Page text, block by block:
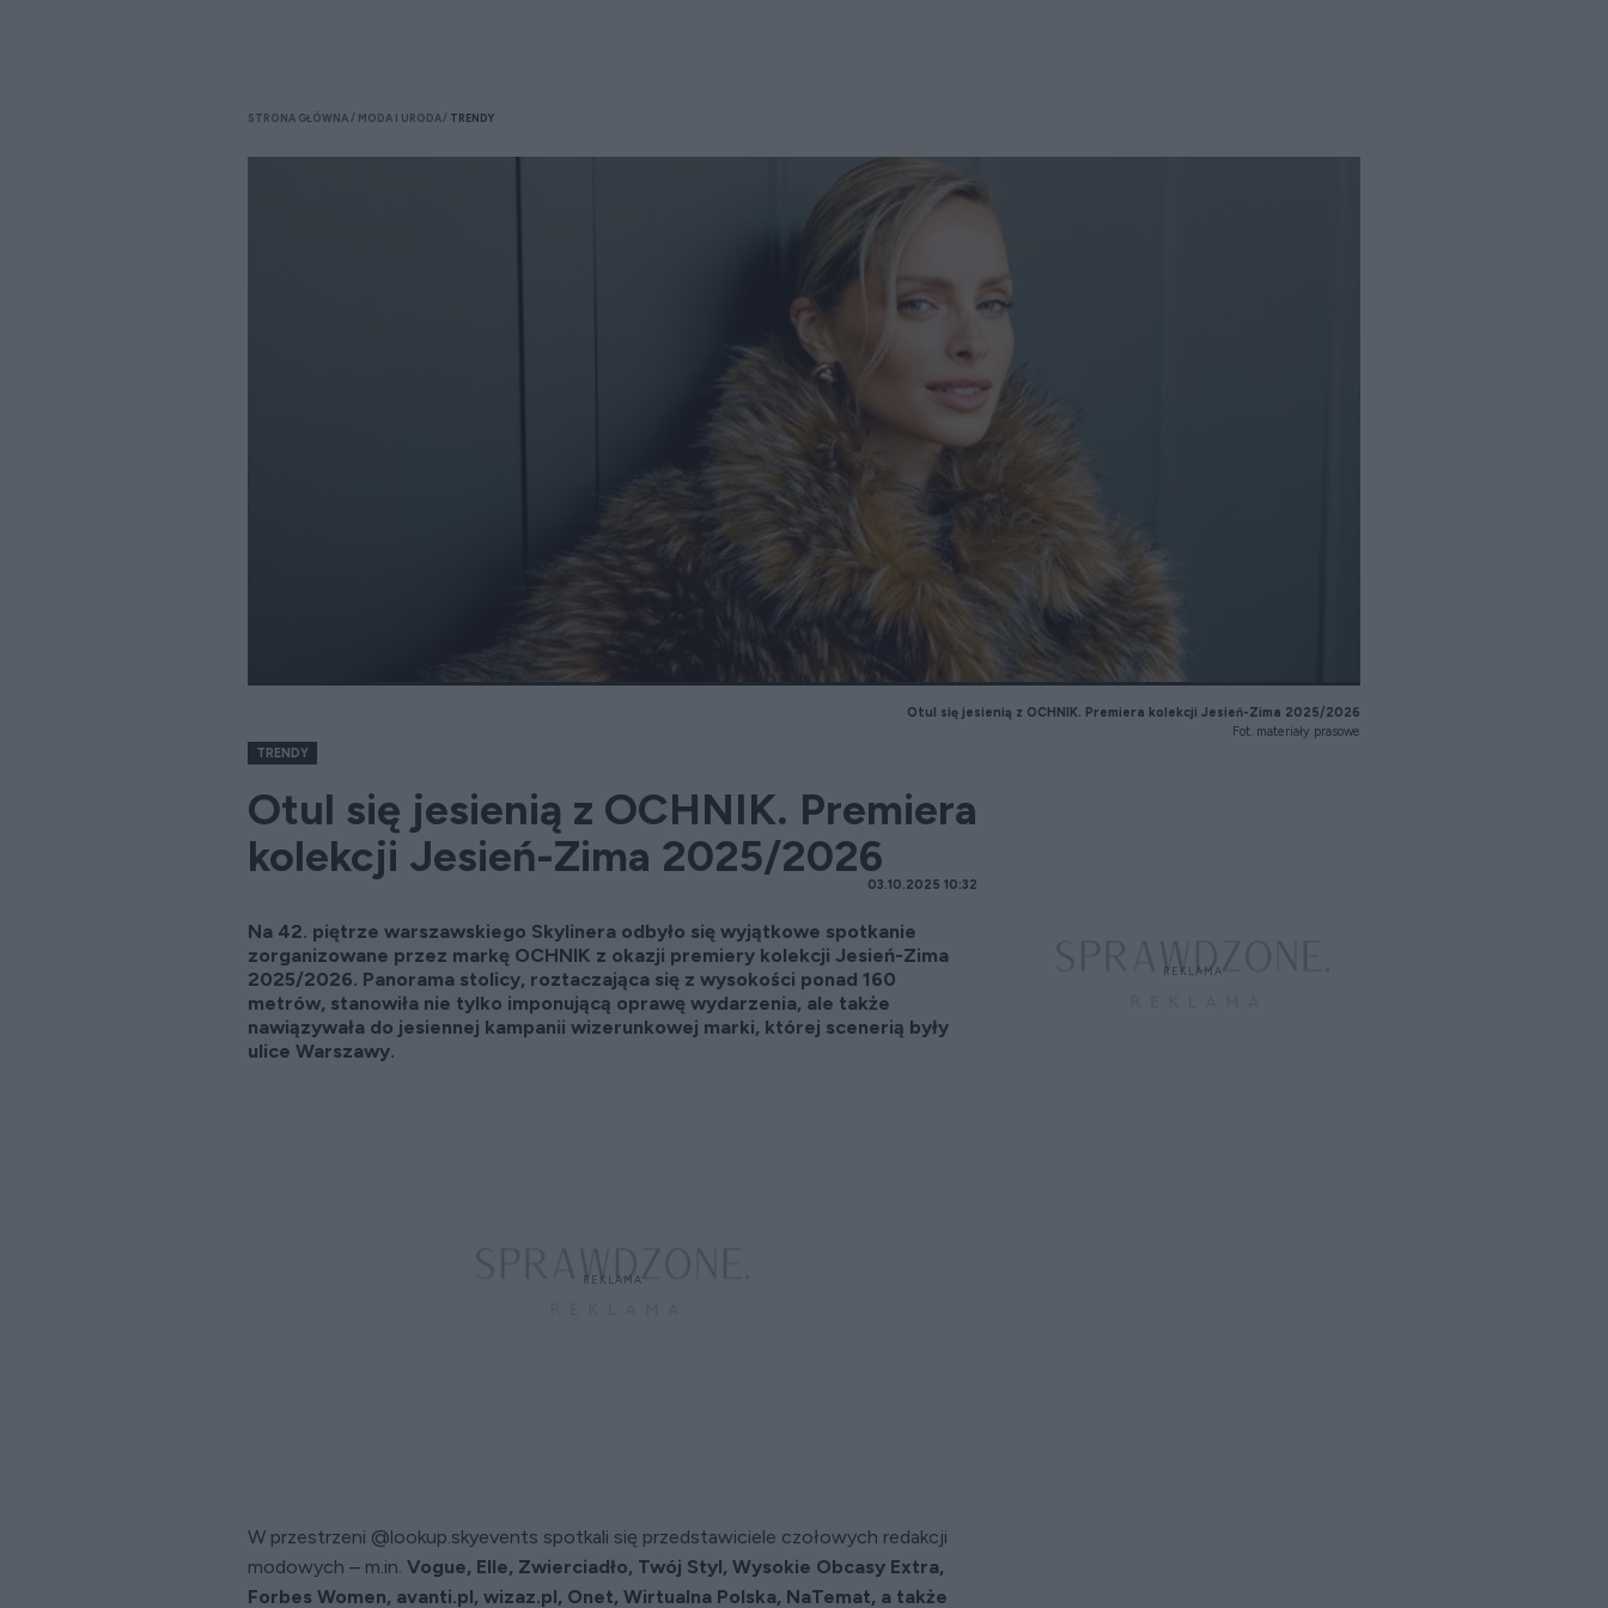
STRONA GŁÓWNA MODA I URODA TRENDY
Otul się jesienią z OCHNIK. Premiera kolekcji Jesień-Zima 2025/2026
Fot. materiały prasowe
TRENDY
Otul się jesienią z OCHNIK. Premiera
kolekcji Jesień-Zima 2025/2026
03.10.2025 10:32
Na 42. piętrze warszawskiego Skylinera odbyło się wyjątkowe spotkanie
zorganizowane przez markę OCHNIK z okazji premiery kolekcji Jesień-Zima
2025/2026. Panorama stolicy, roztaczająca się z wysokości ponad 160
metrów, stanowiła nie tylko imponującą oprawę wydarzenia, ale także
nawiązywała do jesiennej kampanii wizerunkowej marki, której scenerią były
ulice Warszawy.
W przestrzeni @lookup.skyevents spotkali się przedstawiciele czołowych redakcji
modowych – m.in. Vogue, Elle, Zwierciadło, Twój Styl, Wysokie Obcasy Extra,
Forbes Women, avanti.pl, wizaz.pl, Onet, Wirtualna Polska, NaTemat, a także